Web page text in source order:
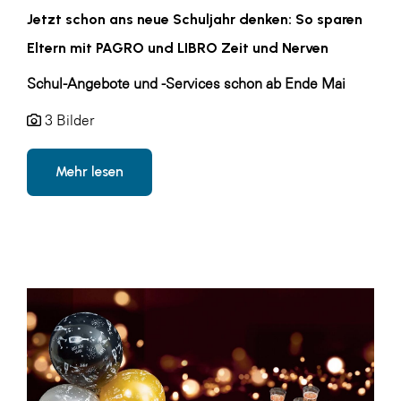
LAT Nitrogen
Libro
Lidl Österreich
OMV
Salesforce
sebamed
SeneCura
Jetzt schon ans neue Schuljahr denken: So sparen
Eltern mit PAGRO und LIBRO Zeit und Nerven
Schul-Angebote und -Services schon ab Ende Mai
3 Bilder
Mehr lesen